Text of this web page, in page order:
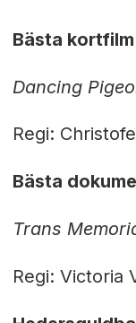
Bästa kortfilm
Dancing
Regi:
Bästa
Trans
Regi: Victoria